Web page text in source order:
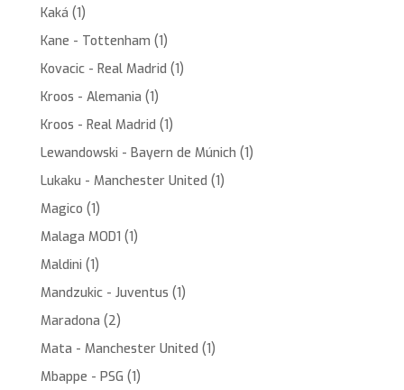
Kaká (1)
Kane - Tottenham (1)
Kovacic - Real Madrid (1)
Kroos - Alemania (1)
Kroos - Real Madrid (1)
Lewandowski - Bayern de Múnich (1)
Lukaku - Manchester United (1)
Magico (1)
Malaga MOD1 (1)
Maldini (1)
Mandzukic - Juventus (1)
Maradona (2)
Mata - Manchester United (1)
Mbappe - PSG (1)